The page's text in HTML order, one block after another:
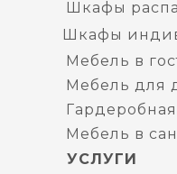
УСЛУГИ
Шкафы
Шкафы
Мебель для
Мебель в
Мебель в
Гардеробная